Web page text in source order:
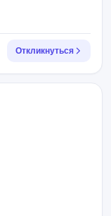
Откликнуться